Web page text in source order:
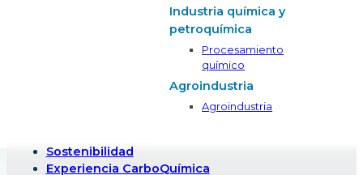
Industria química y
petroquímica
Procesamiento
químico
Agroindustria
Agroindustria
Sostenibilidad
Experiencia CarboQuímica